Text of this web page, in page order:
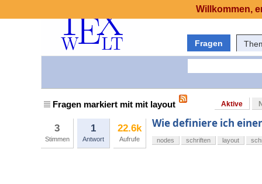
Fragen
Fragen markiert mit mit layout Aktive
3
Stimmen
1
Antwort
22.6k
Aufrufe
Wie definiere ich
nodes schriften layout
Willkommen,